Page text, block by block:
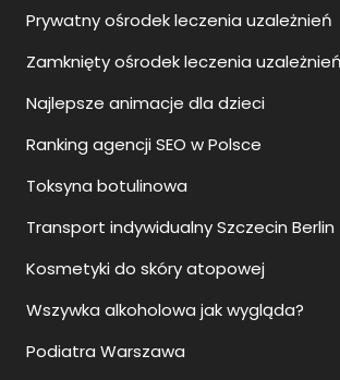
Prywatny ośrodek leczenia uzależnień
Zamknięty ośrodek leczenia
Najlepsze animacje dla dzieci
Ranking agencji SEO w Polsce
Toksyna botulinowa
Transport indywidualny Szczecin Berlin
Kosmetyki do skóry atopowej
Wszywka alkoholowa jak wygląda?
Podiatra Warszawa